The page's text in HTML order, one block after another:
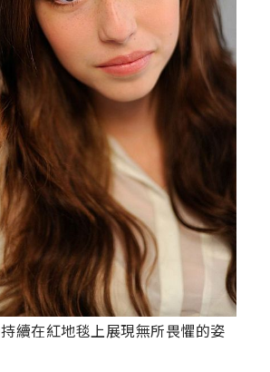
續在紅地毯上展現無所畏懼的姿